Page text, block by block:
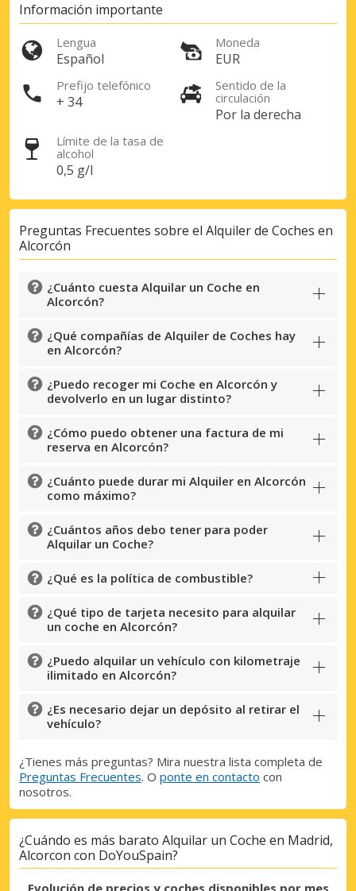
Información importante
Lengua
Español
Moneda
EUR
Prefijo telefónico
+ 34
Sentido de la
circulación
Por la derecha
Límite de la tasa de
alcohol
0,5 g/l
Preguntas Frecuentes sobre el Alquiler de Coches en
Alcorcón
¿Cuánto cuesta Alquilar un Coche en
Alcorcón?
¿Qué compañías de Alquiler de Coches hay
en Alcorcón?
¿Puedo recoger mi Coche en Alcorcón y
devolverlo en un lugar distinto?
¿Cómo puedo obtener una factura de mi
reserva en Alcorcón?
¿Cuánto puede durar mi Alquiler en Alcorcón
como máximo?
¿Cuántos años debo tener para poder
Alquilar un Coche?
¿Qué es la política de combustible?
¿Qué tipo de tarjeta necesito para alquilar
un coche en Alcorcón?
¿Puedo alquilar un vehículo con kilometraje
ilimitado en Alcorcón?
¿Es necesario dejar un depósito al retirar el
vehículo?
¿Tienes más preguntas? Mira nuestra lista completa de
Preguntas Frecuentes. O ponte en contacto con
nosotros.
¿Cuándo es más barato Alquilar un Coche en Madrid,
Alcorcon con DoYouSpain?
Descuentos especiales
Accede a ofertas exclusivas de nuestros
Iniciar sesión con eLink